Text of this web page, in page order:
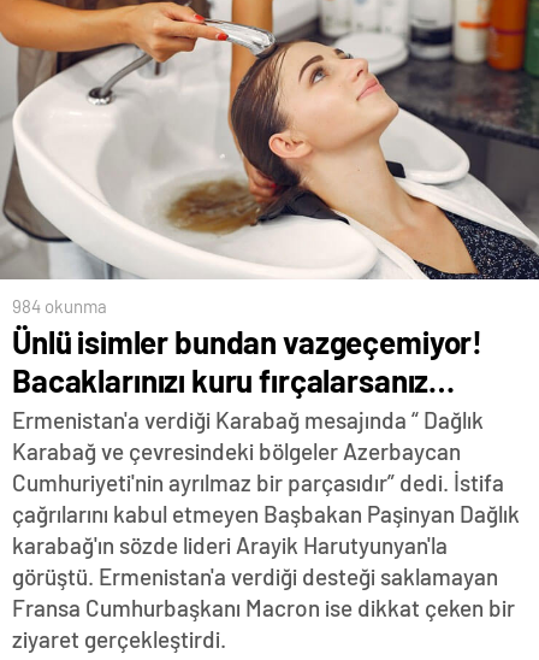
984 okunma
Ünlü isimler bundan vazgeçemiyor!
Bacaklarınızı kuru fırçalarsanız…
Ermenistan'a verdiği Karabağ mesajında “ Dağlık
Karabağ ve çevresindeki bölgeler Azerbaycan
Cumhuriyeti'nin ayrılmaz bir parçasıdır” dedi. İstifa
çağrılarını kabul etmeyen Başbakan Paşinyan Dağlık
karabağ'ın sözde lideri Arayik Harutyunyan'la
görüştü. Ermenistan'a verdiği desteği saklamayan
Fransa Cumhurbaşkanı Macron ise dikkat çeken bir
ziyaret gerçekleştirdi.